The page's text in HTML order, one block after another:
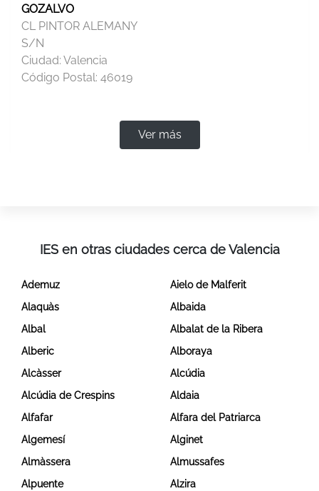
GOZALVO
CL PINTOR ALEMANY
S/N
Ciudad: Valencia
Código Postal: 46019
Ver más
IES en otras ciudades cerca de Valencia
Ademuz
Aielo de Malferit
Alaquàs
Albaida
Albal
Albalat de la Ribera
Alberic
Alboraya
Alcàsser
Alcúdia
Alcúdia de Crespins
Aldaia
Alfafar
Alfara del Patriarca
Algemesí
Alginet
Almàssera
Almussafes
Alpuente
Alzira